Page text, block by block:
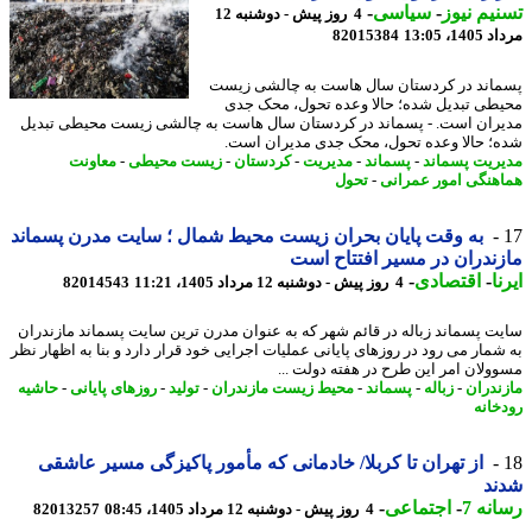
نیوز-سیاسی-
4 روز پیش - دوشنبه 12
13:05
82015384
در کردستان سال هاست به چالشی زیست
تبدیل شده؛ حالا وعده تحول، محک جدی
است. - پسماند در کردستان سال هاست به چالشی زیست محیطی تبدیل
حالا وعده تحول، محک جدی مدیران است.
پسماند-پسماند-مدیریت-کردستان-زیست محیطی-معاونت
امور عمرانی- تحول
به وقت پایان بحران زیست محیط شمال ؛ سایت مدرن پسماند
در مسیر افتتاح است
-اقتصادی-4 روز پیش - دوشنبه 12 مرداد 1405، 11:21 82014543
پسماند زباله در قائم شهر که به عنوان مدرن ترین سایت پسماند مازندران
می رود در روزهای پایانی عملیات اجرایی خود قرار دارد و بنا به اظهار نظر
امر این طرح در هفته دولت ...
- زباله-پسماند-محیط زیست مازندران- تولید-روزهای پایانی-حاشیه
از تهران تا کربلا/ خادمانی که مأمور پاکیزگی مسیر عاشقی
7
-اجتماعی-4 روز پیش - دوشنبه 12 مرداد 1405، 08:45 82013257